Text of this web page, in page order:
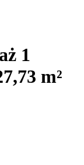
1
m²